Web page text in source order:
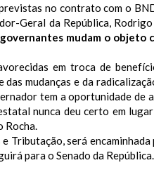
no contrato com o
Geral da República,
mudam o objeto
em troca de
mudanças e da
tem a oportunidade de
nunca deu certo em
Rocha.
Tributação, será encaminhada
para o Senado da República.